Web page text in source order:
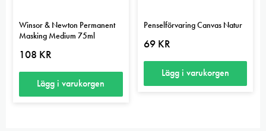
produktsidan
Winsor & Newton Permanent
Masking Medium 75ml
108 KR
Lägg i varukorgen
Penselförvaring Canvas Natur
69 KR
Lägg i varukorgen